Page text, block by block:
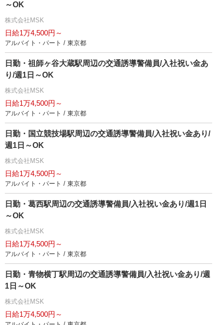
～OK
株式会社MSK
日給1万4,500円～
アルバイト・パート / 東京都
日勤・祖師ヶ谷大蔵駅周辺の交通誘導警備員/入社祝い金あ
り/週1日～OK
株式会社MSK
日給1万4,500円～
アルバイト・パート / 東京都
日勤・国立競技場駅周辺の交通誘導警備員/入社祝い金あり/
週1日～OK
株式会社MSK
日給1万4,500円～
アルバイト・パート / 東京都
日勤・葛西駅周辺の交通誘導警備員/入社祝い金あり/週1日
～OK
株式会社MSK
日給1万4,500円～
アルバイト・パート / 東京都
日勤・青物横丁駅周辺の交通誘導警備員/入社祝い金あり/週
1日～OK
株式会社MSK
日給1万4,500円～